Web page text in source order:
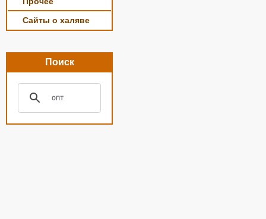
Сайты о халяве
Поиск